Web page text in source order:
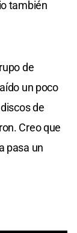
también
de
un poco
de
Creo que
pasa un